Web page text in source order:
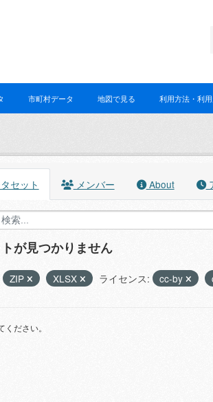
市町村データ 地図で見る 利用方法・利
セット メンバー About
が見つかりません
ZIP XLSX ライセンス: cc-by
ださい。